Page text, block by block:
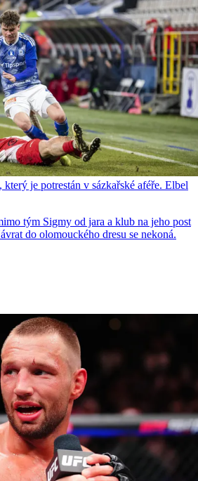
je potrestán v sázkařské aféře. Elbel
tým Sigmy od jara a klub na jeho post
do olomouckého dresu se nekoná.